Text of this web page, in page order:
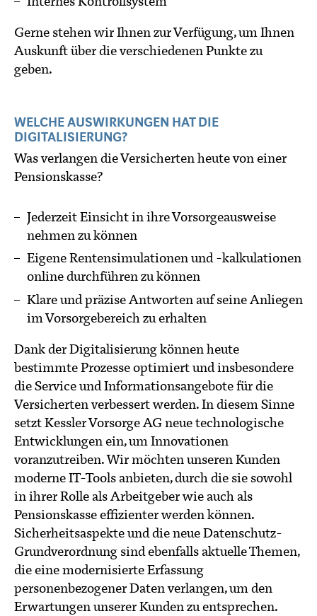
Gerne stehen wir Ihnen zur Verfügung, um Ihnen
Auskunft über die verschiedenen Punkte zu
geben.
WELCHE AUSWIRKUNGEN HAT DIE
DIGITALISIERUNG?
Was verlangen die Versicherten heute von einer
Pensionskasse?
Jederzeit Einsicht in ihre Vorsorgeausweise
nehmen zu können
Eigene Rentensimulationen und -kalkulationen
online durchführen zu können
Klare und präzise Antworten auf seine Anliegen
im Vorsorgebereich zu erhalten
Dank der Digitalisierung können heute
bestimmte Prozesse optimiert und insbesondere
die Service und Informationsangebote für die
Versicherten verbessert werden. In diesem Sinne
setzt Kessler Vorsorge AG neue technologische
Entwicklungen ein, um Innovationen
voranzutreiben. Wir möchten unseren Kunden
moderne IT-Tools anbieten, durch die sie sowohl
in ihrer Rolle als Arbeitgeber wie auch als
Pensionskasse effizienter werden können.
Sicherheitsaspekte und die neue Datenschutz-
Grundverordnung sind ebenfalls aktuelle Themen,
die eine modernisierte Erfassung
personenbezogener Daten verlangen, um den
Erwartungen unserer Kunden zu entsprechen.